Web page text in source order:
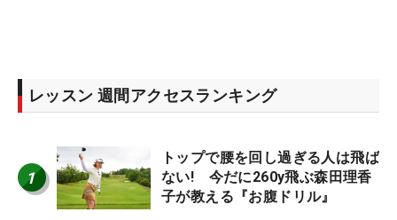
レッスン 週間アクセスランキング
1
トップで腰を回し過ぎる人は飛ば
ない! 今だに260y飛ぶ森田理香
子が教える『お腹ドリル』